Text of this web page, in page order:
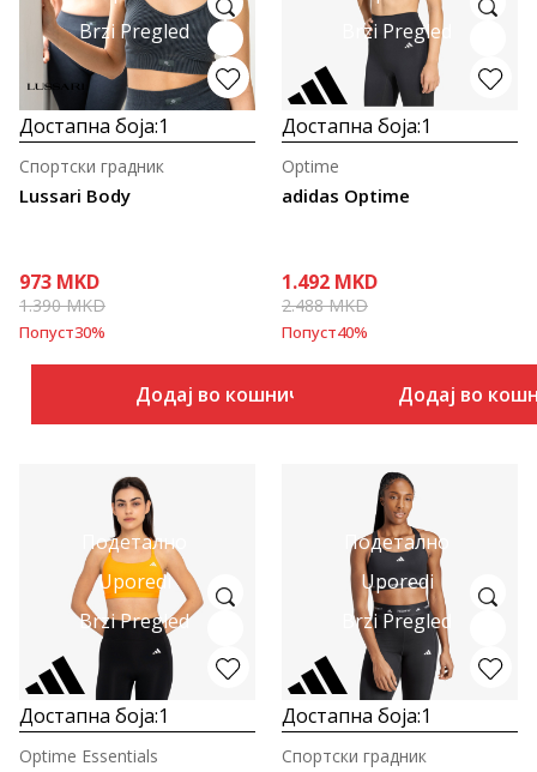
Brzi Pregled
Достапна боја:1
Lussari Body
Спортски градник
973 MKD
1.390MKD
Попуст30%
Додај во кошничка
Brzi Pregled
Достапна боја:1
adidas Optime
Optime
1.492 MKD
2.488MKD
Попуст40%
Додај во
Подетално
Uporedi
Brzi Pregled
Достапна боја:1
Optime Essentials
Подетално
Uporedi
Brzi Pregled
Достапна боја:1
Спортски градник